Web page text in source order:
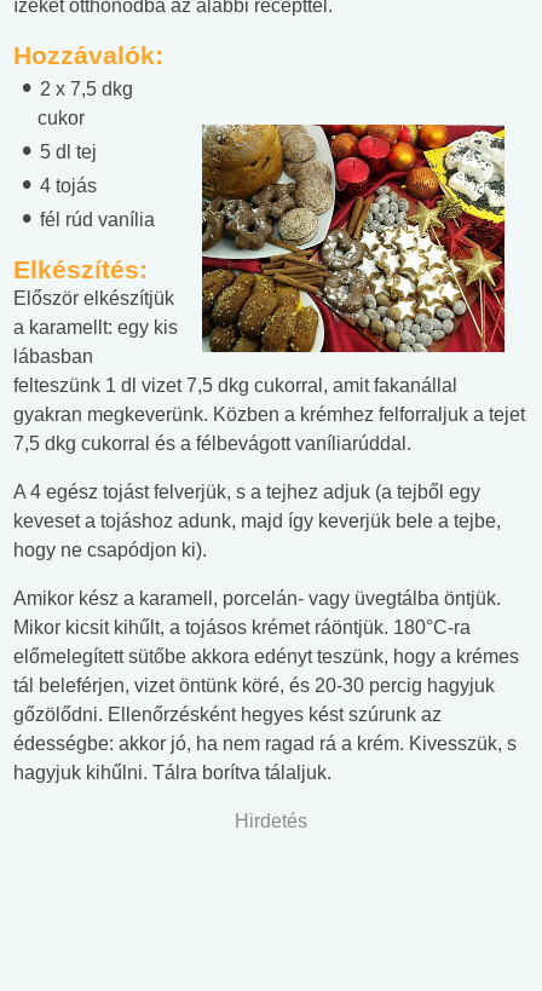
ízeket otthonodba az alábbi recepttel.
Hozzávalók:
2 x 7,5 dkg
cukor
5 dl tej
4 tojás
fél rúd vanília
Elkészítés:
Először elkészítjük
a karamellt: egy kis
lábasban
felteszünk 1 dl vizet 7,5 dkg cukorral, amit fakanállal
gyakran megkeverünk. Közben a krémhez felforraljuk a tejet
7,5 dkg cukorral és a félbevágott vaníliarúddal.
A 4 egész tojást felverjük, s a tejhez adjuk (a tejből egy
keveset a tojáshoz adunk, majd így keverjük bele a tejbe,
hogy ne csapódjon ki).
Amikor kész a karamell, porcelán- vagy üvegtálba öntjük.
Mikor kicsit kihűlt, a tojásos krémet ráöntjük. 180°C-ra
előmelegített sütőbe akkora edényt teszünk, hogy a krémes
tál beleférjen, vizet öntünk köré, és 20-30 percig hagyjuk
gőzölődni. Ellenőrzésként hegyes kést szúrunk az
édességbe: akkor jó, ha nem ragad rá a krém. Kivesszük, s
hagyjuk kihűlni. Tálra borítva tálaljuk.
Hirdetés